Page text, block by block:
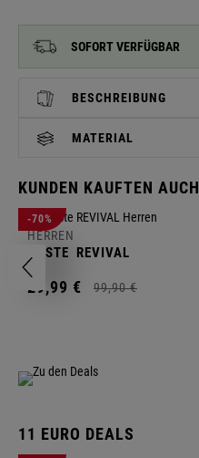
SOFORT VERFÜGBAR
BESCHREIBUNG
MATERIAL
KUNDEN KAUFTEN AUCH
-70%
HERREN
WESTE REVIVAL
29,99 € 99,90 €
11 EURO DEALS